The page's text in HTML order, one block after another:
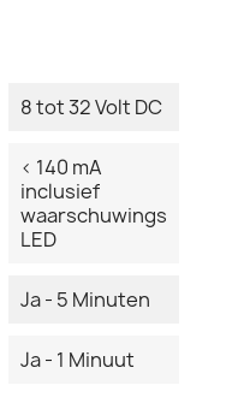
8 tot 32 Volt DC
< 140 mA
inclusief
waarschuwings
LED
Ja - 5 Minuten
Ja - 1 Minuut